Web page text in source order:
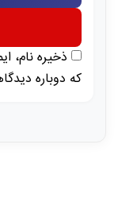
ذخیره نام،
که دوباره